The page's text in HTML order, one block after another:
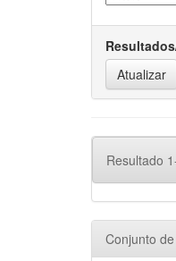
Resultado
Conjunto